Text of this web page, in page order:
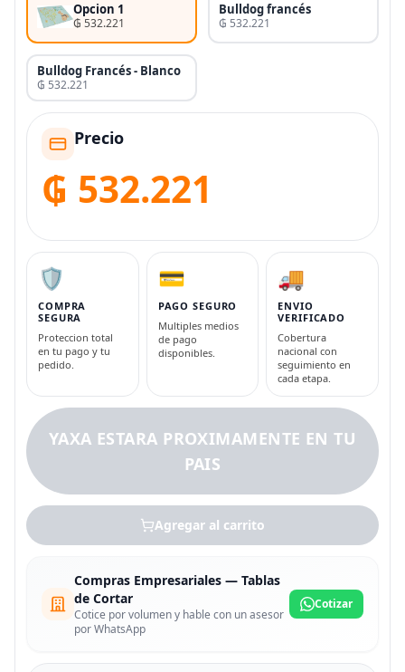
Opcion 1
₲ 532.221
Bulldog francés
₲ 532.221
Bulldog Francés - Blanco
₲ 532.221
Precio
₲ 532.221
🛡️
COMPRA
SEGURA
Proteccion total
en tu pago y tu
pedido.
💳
PAGO SEGURO
Multiples medios
de pago
disponibles.
🚚
ENVIO
VERIFICADO
Cobertura
nacional con
seguimiento en
cada etapa.
YAXA ESTARA PROXIMAMENTE EN TU
PAIS
Agregar al carrito
Compras Empresariales — Tablas
de Cortar
Cotice por volumen y hable con un asesor
por WhatsApp
Cotizar